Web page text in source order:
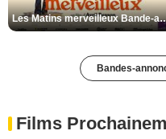
Les Matins
Bandes-
Films